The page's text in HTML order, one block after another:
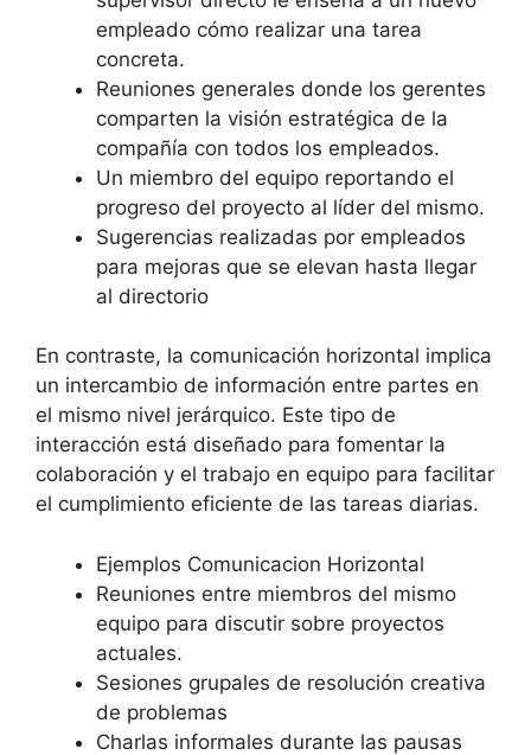
empleado cómo realizar una tarea
concreta.
Reuniones generales donde los gerentes
comparten la visión estratégica de la
compañía con todos los empleados.
Un miembro del equipo reportando el
progreso del proyecto al líder del mismo.
Sugerencias realizadas por empleados
para mejoras que se elevan hasta llegar
al directorio
En contraste, la comunicación horizontal implica
un intercambio de información entre partes en
el mismo nivel jerárquico. Este tipo de
interacción está diseñado para fomentar la
colaboración y el trabajo en equipo para facilitar
el cumplimiento eficiente de las tareas diarias.
Ejemplos Comunicacion Horizontal
Reuniones entre miembros del mismo
equipo para discutir sobre proyectos
actuales.
Sesiones grupales de resolución creativa
de problemas
Charlas informales durante las pausas